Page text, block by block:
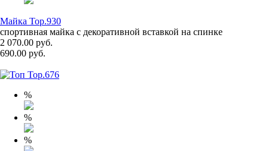
Майка Top.930
спортивная майка с декоративной вставкой на спинке
2 070.00 руб.
690.00 руб.
%
%
%